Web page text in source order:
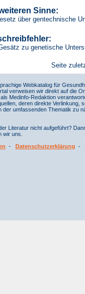
Sinne:
über gentechnische
zu genetische
Seite
Webkatalog für
verweisen wir direkt auf die
Medinfo-Redaktion
deren direkte
umfassenden Thematik
Literatur nicht aufgeführt?
wir uns.
- Datenschutzerklärung -